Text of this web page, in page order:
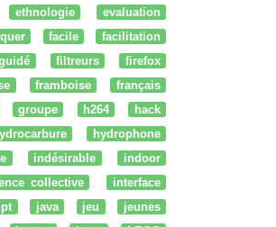
ethnologie
evaluation
facile
facilitation
filtreurs
firefox
framboise
français
groupe h264
hack
hydrophone
indésirable
indoor
collective
interface
java jeu
jeunes